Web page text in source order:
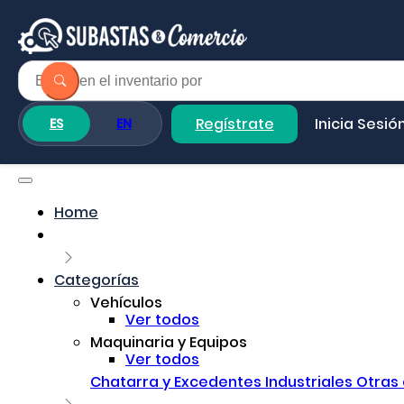
ES EN Regístrate Inicia
Home
Categorías
Vehículos
Ver todos
Maquinaria y Equipos
Ver todos
Chatarra y Excedentes Industriales Otras